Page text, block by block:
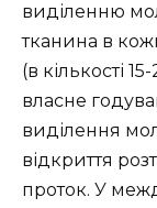
виділенню
тканина в
(в кількості
власне
виділення
відкриття
проток. У